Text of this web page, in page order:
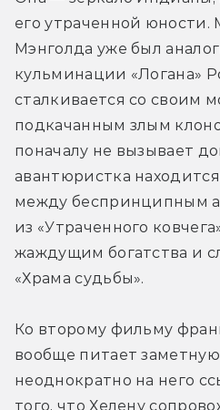
его утраченной
Мэнголда уже был
кульминации «Логана»
сталкивается со своим
подкачанным злым
поначалу не вызывает
авантюристка
между беспринципным
из «Утраченного
жаждущим богатства и
«Храма судьбы».
Ко второму фильму
вообще питает
неоднократно на него
того, что Хелену